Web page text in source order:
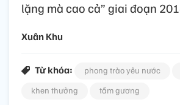
lặng mà cao cả” giai đoạn
Xuân Khu
Từ khóa: phong trào yêu nước
khen thưởng
tấm gương